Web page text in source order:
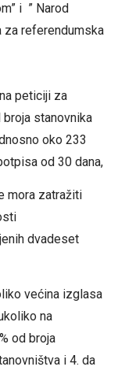
i ” Narod
referendumska
peticiji za
stanovnika
oko 233
od 30 dana,
mora zatražiti
dvadeset
većina izglasa
na
od broja
i 4. da